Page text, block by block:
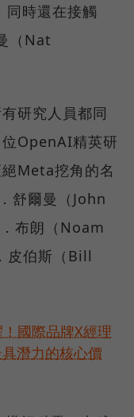
時還在接觸
（Nat
研究人員都同
OpenAI精英研
Meta挖角的名
舒爾曼（John
布朗（Noam
皮伯斯（Bill
國際品牌X經理
潛力的核心價